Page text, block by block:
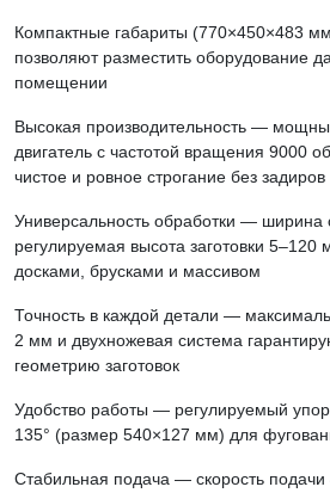
Компактные габариты (770×450×483
позволяют разместить оборудование
помещении
Высокая производительность —
двигатель с частотой вращения 9000
чистое и ровное строгание без задиров
Универсальность обработки — ширина
регулируемая высота заготовки
досками, брусками и массивом
Точность в каждой детали —
2 мм и двухножевая система
геометрию заготовок
Удобство работы — регулируемый
135° (размер 540×127 мм) для
Стабильная подача — скорость